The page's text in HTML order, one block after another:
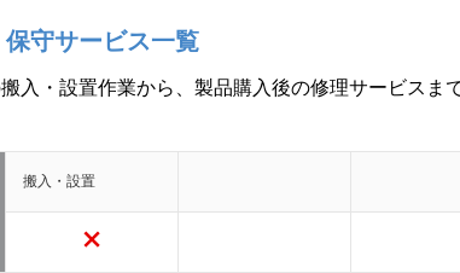
守サービス一覧
入・設置作業から、製品購入後の修理サービスま
搬入・設置